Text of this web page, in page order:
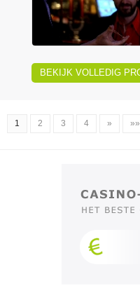
BEKIJK VOLLEDIG
1 2 3 4 » »»